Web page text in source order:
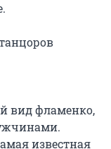
вид фламенко,
известная